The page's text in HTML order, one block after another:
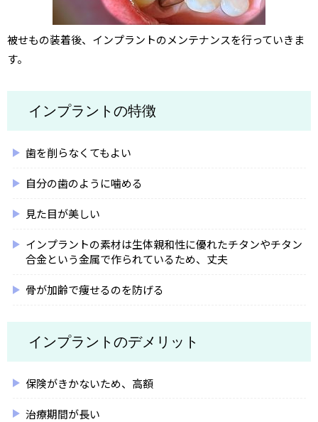
被せもの装着後、インプラントのメンテナンスを行っていきま
す。
インプラントの特徴
歯を削らなくてもよい
自分の歯のように噛める
見た目が美しい
インプラントの素材は生体親和性に優れたチタンやチタン
合金という金属で作られているため、丈夫
骨が加齢で痩せるのを防げる
インプラントのデメリット
保険がきかないため、高額
治療期間が長い